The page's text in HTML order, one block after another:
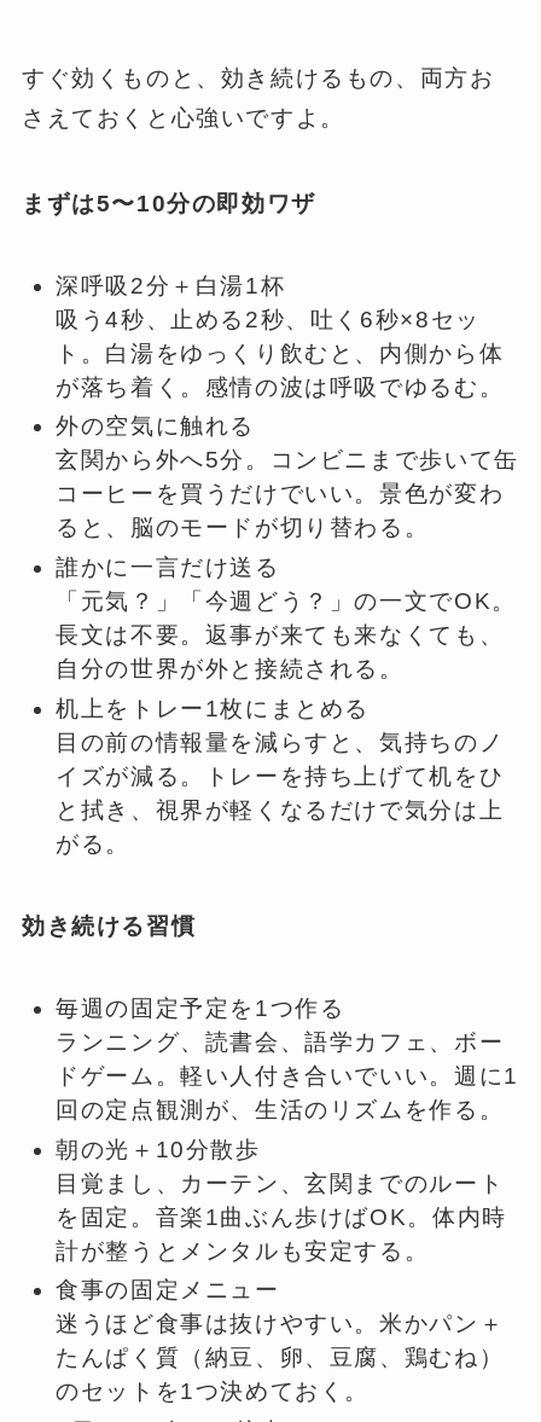
すぐ効くものと、効き続けるもの、両方お
さえておくと心強いですよ。
まずは5〜10分の即効ワザ
深呼吸2分＋白湯1杯
吸う4秒、止める2秒、吐く6秒×8セッ
ト。白湯をゆっくり飲むと、内側から体
が落ち着く。感情の波は呼吸でゆるむ。
外の空気に触れる
玄関から外へ5分。コンビニまで歩いて缶
コーヒーを買うだけでいい。景色が変わ
ると、脳のモードが切り替わる。
誰かに一言だけ送る
「元気？」「今週どう？」の一文でOK。
長文は不要。返事が来ても来なくても、
自分の世界が外と接続される。
机上をトレー1枚にまとめる
目の前の情報量を減らすと、気持ちのノ
イズが減る。トレーを持ち上げて机をひ
と拭き、視界が軽くなるだけで気分は上
がる。
効き続ける習慣
毎週の固定予定を1つ作る
ランニング、読書会、語学カフェ、ボー
ドゲーム。軽い人付き合いでいい。週に1
回の定点観測が、生活のリズムを作る。
朝の光＋10分散歩
目覚まし、カーテン、玄関までのルート
を固定。音楽1曲ぶん歩けばOK。体内時
計が整うとメンタルも安定する。
食事の固定メニュー
迷うほど食事は抜けやすい。米かパン＋
たんぱく質（納豆、卵、豆腐、鶏むね）
のセットを1つ決めておく。